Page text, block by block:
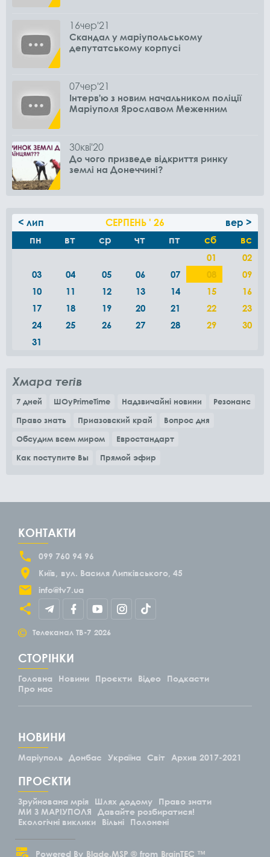
16чер'21
Скандал у маріупольському
депутатському корпусі
07чер'21
Інтерв'ю з новим начальником поліції
Маріуполя Ярославом Меженним
30кві'20
До чого призведе відкриття ринку
землі на Донеччині?
< лип СЕРПЕНЬ ' 26
вер >
пн
вт ср чт пт сб вс
01
02
03
04 05 06 07 08
09
10
11 12 13 14 15
16
17
18 19 20 21 22
23
24
25 26 27 28 29
30
31
Хмара тегів
7 дней ШОуPrimeTime Надзвичайні новини
Резонанс
Право знать
Приазовский край
Вопрос дня
Обсудим всем миром
Евростандарт
Как поступите Вы
Прямой эфир
КОНТАКТИ
099 760 94 96
Київ
вул. Василя Липківського, 45
info@tv7.ua
© Телеканал ТВ-7 2026
СТОРІНКИ
Головна Новини Проєкти Відео
Подкасти
Про нас
НОВИНИ
Маріуполь Донбас Україна Світ Архив 2017-2021
ПРОЄКТИ
Зруйнована мрія Шлях додому
Право знати
МИ З МАРІУПОЛЯ
Давайте розбиратися!
Екологічні виклики
Вільні Полонені
Powered By Blade.MSP ® from BrainTEC ™